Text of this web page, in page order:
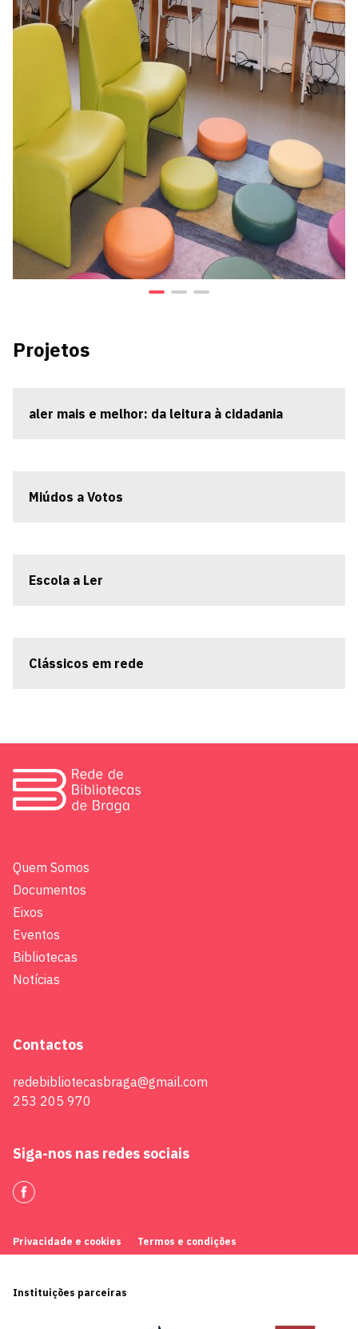
Projetos
aler mais e melhor: da leitura à cidadania
Miúdos a Votos
Escola a Ler
Clássicos em rede
Quem Somos
Documentos
Eixos
Eventos
Bibliotecas
Notícias
Contactos
redebibliotecasbraga@gmail.com
253 205 970
Siga-nos nas redes sociais
Privacidade e cookies Termos e condições
Instituições parceiras